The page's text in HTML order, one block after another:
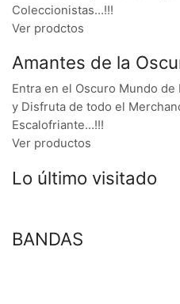
Coleccionistas…!!!
Ver prodctos
Amantes de la
Entra en el Oscuro Mundo de
y Disfruta de todo el
Escalofriante…!!!
Ver productos
Lo último visitado
BANDAS